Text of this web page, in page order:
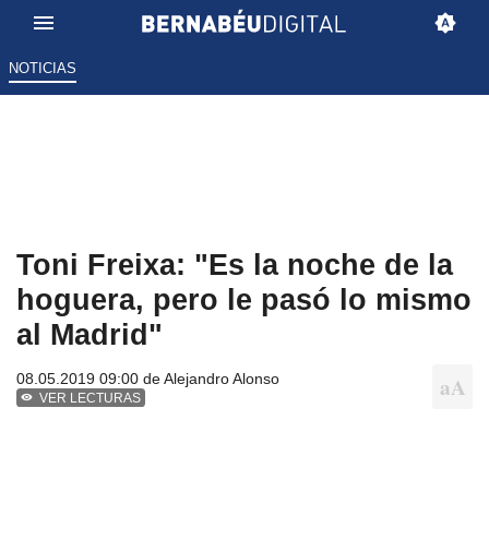
NOTICIAS
Toni Freixa: "Es la noche de la
hoguera, pero le pasó lo mismo
al Madrid"
08.05.2019 09:00 deAlejandro Alonso
VER LECTURAS